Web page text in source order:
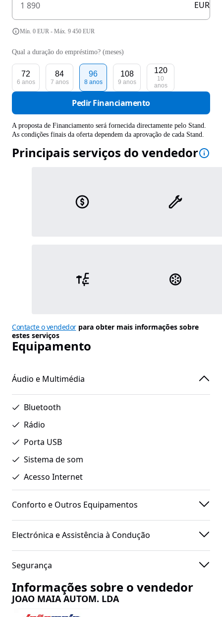
EUR
Mín. 0 EUR - Máx. 9 450 EUR
Qual a duração do empréstimo? (meses)
72
6 anos
84
7 anos
96
8 anos
108
9 anos
120
10
anos
Pedir Financiamento
A proposta de Financiamento será fornecida directamente pelo Stand.
As condições finais da oferta dependem da aprovação de cada Stand.
Principais serviços do vendedor
Contacte o vendedorpara obter mais informações sobre
estes serviços
Equipamento
Áudio e Multimédia
Bluetooth
Rádio
Porta USB
Sistema de som
Acesso Internet
Conforto e Outros Equipamentos
Electrónica e Assistência à Condução
Segurança
Informações sobre o vendedor
JOAO MAIA AUTOM. LDA